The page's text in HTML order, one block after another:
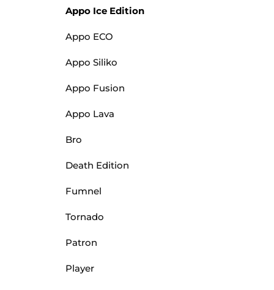
Appo Ice Edition
Appo ECO
Appo Siliko
Appo Fusion
Appo Lava
Bro
Death Edition
Fumnel
Tornado
Patron
Player